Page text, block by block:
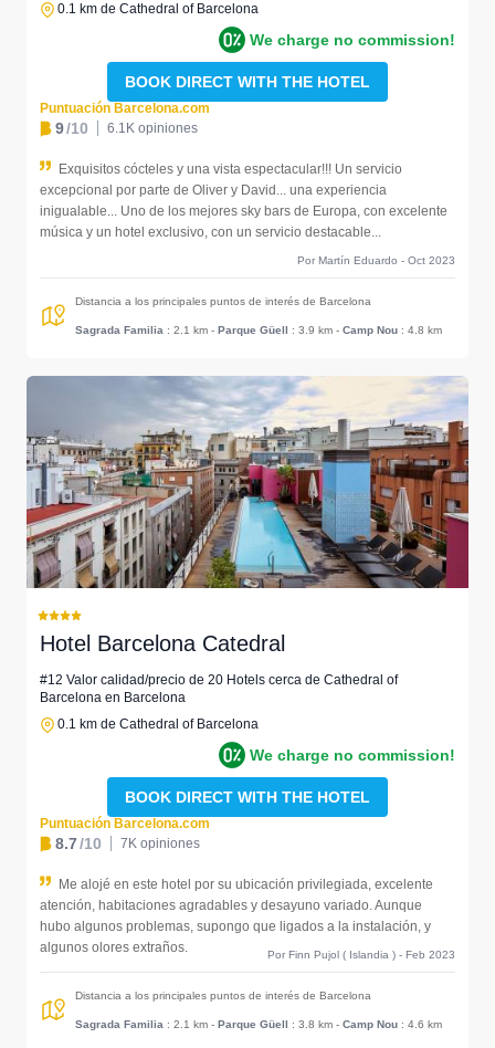
0.1 km de Cathedral of Barcelona
We charge no commission!
BOOK DIRECT WITH THE HOTEL
Puntuación Barcelona.com
9/10 6.1K opiniones
Exquisitos cócteles y una vista espectacular!!! Un servicio
excepcional por parte de Oliver y David... una experiencia
inigualable... Uno de los mejores sky bars de Europa, con excelente
música y un hotel exclusivo, con un servicio destacable...
Por Martín Eduardo - Oct 2023
Distancia a los principales puntos de interés de Barcelona
Sagrada Familia : 2.1 km - Parque Güell : 3.9 km - Camp Nou : 4.8 km
Hotel Barcelona Catedral
#12 Valor calidad/precio de 20 Hotels cerca de Cathedral of
Barcelona en Barcelona
0.1 km de Cathedral of Barcelona
We charge no commission!
BOOK DIRECT WITH THE HOTEL
Puntuación Barcelona.com
8.7/10 7K opiniones
Me alojé en este hotel por su ubicación privilegiada, excelente
atención, habitaciones agradables y desayuno variado. Aunque
hubo algunos problemas, supongo que ligados a la instalación, y
algunos olores extraños.
Por Finn Pujol ( Islandia ) - Feb 2023
Distancia a los principales puntos de interés de Barcelona
Sagrada Familia : 2.1 km - Parque Güell : 3.8 km - Camp Nou : 4.6 km